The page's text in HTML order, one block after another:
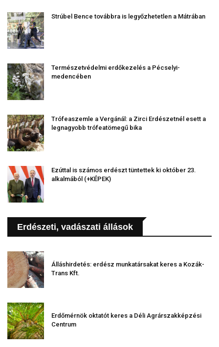
Strúbel Bence továbbra is legyőzhetetlen a Mátrában
Természetvédelmi erdőkezelés a Pécselyi-
medencében
Trófeaszemle a Vergánál: a Zirci Erdészetnél esett a
legnagyobb trófeatömegű bika
Ezúttal is számos erdészt tüntettek ki október 23.
alkalmából (+KÉPEK)
Erdészeti, vadászati állások
Álláshirdetés: erdész munkatársakat keres a Kozák-
Trans Kft.
Erdőmérnök oktatót keres a Déli Agrárszakképzési
Centrum